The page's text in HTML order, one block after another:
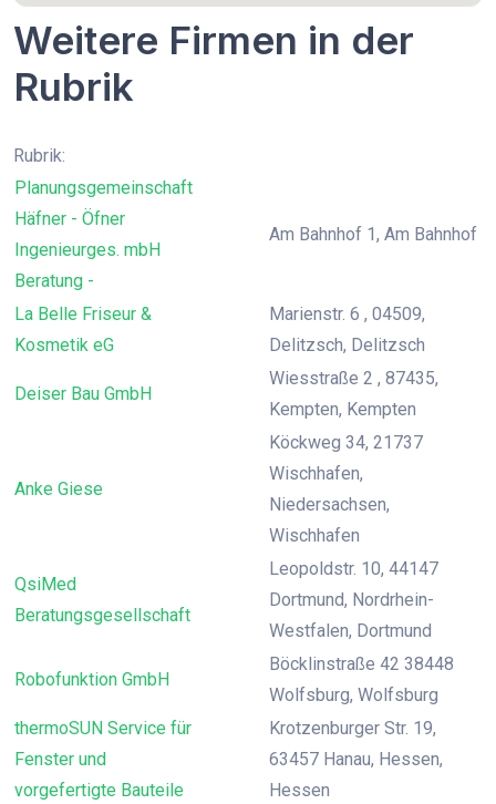
Weitere Firmen in der
Rubrik
Rubrik:
Planungsgemeinschaft
Häfner - Öfner
Ingenieurges. mbH
Beratung -
Am Bahnhof 1, Am Bahnhof
La Belle Friseur &
Kosmetik eG
Marienstr. 6 , 04509,
Delitzsch, Delitzsch
Deiser Bau GmbH
Wiesstraße 2 , 87435,
Kempten, Kempten
Anke Giese
Köckweg 34, 21737
Wischhafen,
Niedersachsen,
Wischhafen
QsiMed
Beratungsgesellschaft
Leopoldstr. 10, 44147
Dortmund, Nordrhein-
Westfalen, Dortmund
Robofunktion GmbH
Böcklinstraße 42 38448
Wolfsburg, Wolfsburg
thermoSUN Service für
Fenster und
vorgefertigte Bauteile
Krotzenburger Str. 19,
63457 Hanau, Hessen,
Hessen